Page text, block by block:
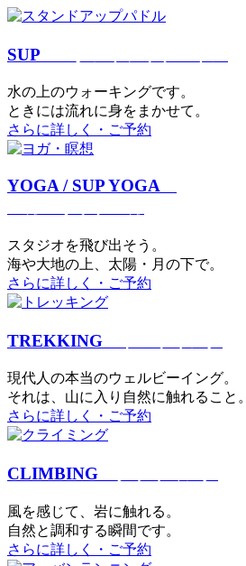
SUP
⽔の上のウォーキングです。
ときには流れに身をまかせて。
さらに詳しく・ご予約
YOGA / SUP YOGA
スタジオを⾶び出そう。
海や大地の上、太陽・⽉の下で。
さらに詳しく・ご予約
TREKKING
現代⼈の本当のウェルビーイング。
それは、⼭に⼊り⾃然に触れること。
さらに詳しく・ご予約
CLIMBING
⾵を感じて、岩に触れる。
⾃然と調和する瞬間です。
さらに詳しく・ご予約